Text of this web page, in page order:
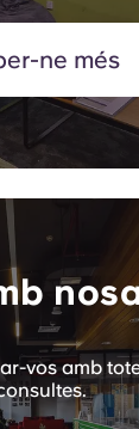
ne més
vos amb